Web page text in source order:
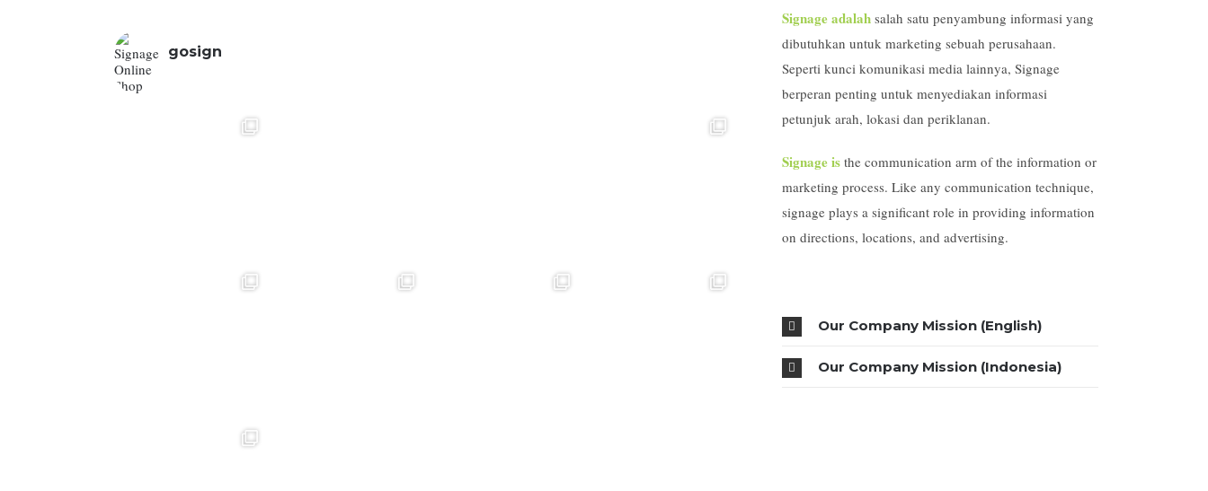
gosign
Signage adalahsalah satu penyambung informasi yang
dibutuhkan untuk marketing sebuah perusahaan.
Seperti kunci komunikasi media lainnya, Signage
berperan penting untuk menyediakan informasi
petunjuk arah, lokasi dan periklanan.
Signage isthe communication arm of the information or
marketing process. Like any communication technique,
signage plays a significant role in providing information
on directions, locations, and advertising.
Our Company Mission (English)
Our Company Mission (Indonesia)